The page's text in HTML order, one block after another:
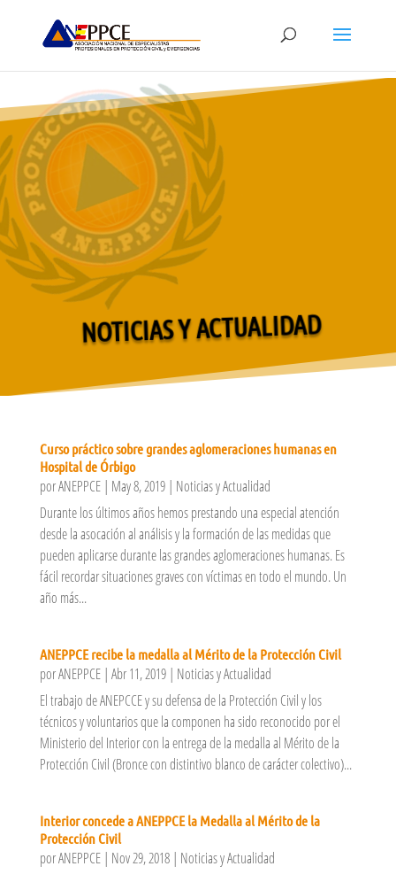
NOTICIAS Y ACTUALIDAD
Curso práctico sobre grandes aglomeraciones humanas en
Hospital de Órbigo
porANEPPCE| May 8, 2019| Noticias y Actualidad
Durante los últimos años hemos prestando una especial atención
desde la asocación al análisis y la formación de las medidas que
pueden aplicarse durante las grandes aglomeraciones humanas. Es
fácil recordar situaciones graves con víctimas en todo el mundo. Un
año más...
ANEPPCE recibe la medalla al Mérito de la Protección Civil
porANEPPCE| Abr 11, 2019| Noticias y Actualidad
El trabajo de ANEPCCE y su defensa de la Protección Civil y los
técnicos y voluntarios que la componen ha sido reconocido por el
Ministerio del Interior con la entrega de la medalla al Mérito de la
Protección Civil (Bronce con distintivo blanco de carácter colectivo)...
Interior concede a ANEPPCE la Medalla al Mérito de la
Protección Civil
porANEPPCE| Nov 29, 2018| Noticias y Actualidad